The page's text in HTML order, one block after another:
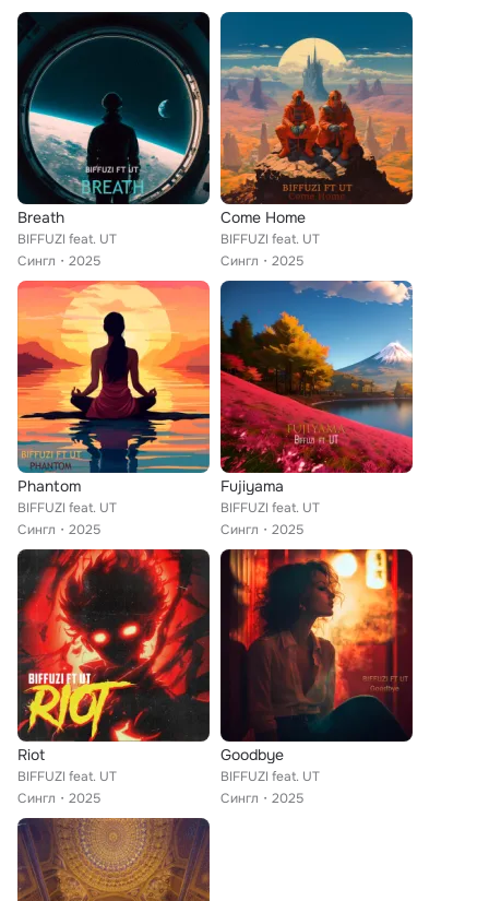
Breath
BIFFUZI feat. UT
Сингл
2025
Come Home
BIFFUZI feat. UT
Сингл
2025
Phantom
BIFFUZI feat. UT
Сингл
2025
Fujiyama
BIFFUZI feat. UT
Сингл
2025
Riot
BIFFUZI feat. UT
Сингл
2025
Goodbye
BIFFUZI feat. UT
Сингл
2025